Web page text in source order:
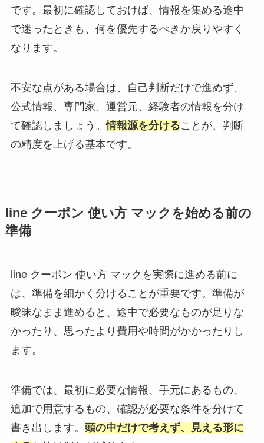
です。最初に確認しておけば、情報を集める途中
で迷ったときも、何を優先するべきか戻りやすく
なります。
不安な点がある場合は、自己判断だけで進めず、
公式情報、専門家、運営元、経験者の情報を分け
て確認しましょう。情報源を分けることが、判断
の精度を上げる基本です。
line クーポン 使い方 マックを始める前の
準備
line クーポン 使い方 マックを実際に進める前に
は、準備を細かく分けることが重要です。準備が
曖昧なまま進めると、途中で必要なものが足りな
かったり、思ったより費用や時間がかかったりし
ます。
準備では、最初に必要な情報、手元にあるもの、
追加で用意するもの、確認が必要な条件を分けて
書き出します。 頭の中だけで考えず、見える形に